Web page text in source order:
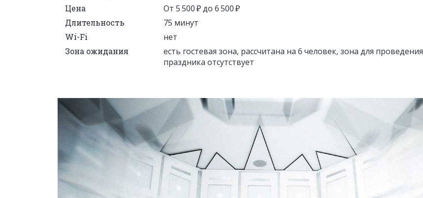
Цена От 5 500 ₽ до 6 500 ₽
Длительность 75 минут
Wi-Fi нет
Зона ожидания
есть гостевая зона, рассчитана на 6 человек, зона для проведения
праздника отсутствует